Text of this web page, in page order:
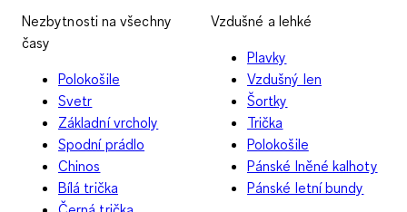
Nezbytnosti na všechny
časy
Polokošile
Svetr
Základní vrcholy
Spodní prádlo
Chinos
Bílá trička
Vzdušné a lehké
Plavky
Vzdušný len
Šortky
Trička
Polokošile
Pánské lněné kalhoty
Pánské letní bundy